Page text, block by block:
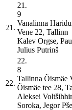
21.
21.
9
Vanalinna
Vene 22, Tallinn
Kalev Orgse,
Julius Putrinš
22.
22.
8
Tallinna Õismäe
Õismäe tee 28,
Aleksei
Soroka, Jegor